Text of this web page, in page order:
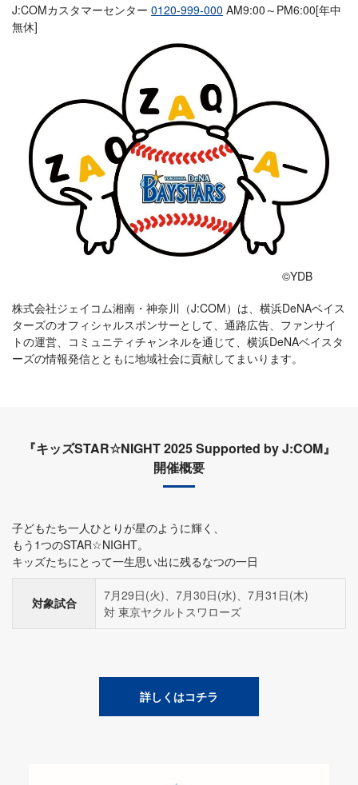
J:COMカスタマーセンター 0120-999-000 AM9:00～PM6:00[年中
無休]
©YDB
株式会社ジェイコム湘南・神奈川（J:COM）は、横浜DeNAベイス
ターズのオフィシャルスポンサーとして、通路広告、ファンサイ
トの運営、コミュニティチャンネルを通じて、横浜DeNAベイスタ
ーズの情報発信とともに地域社会に貢献してまいります。
『キッズSTAR☆NIGHT 2025 Supported by J:COM』
開催概要
子どもたち一人ひとりが星のように輝く、
もう1つのSTAR☆NIGHT。
キッズたちにとって一生思い出に残るなつの一日
対象試合
7月29日(火)、7月30日(水)、7月31日(木)
対 東京ヤクルトスワローズ
詳しくはコチラ